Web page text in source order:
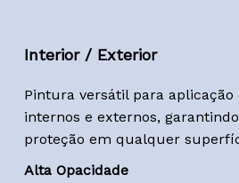
Interior / Exterior
Pintura versátil para aplicação
internos e externos,
proteção em qualquer
Alta Opacidade